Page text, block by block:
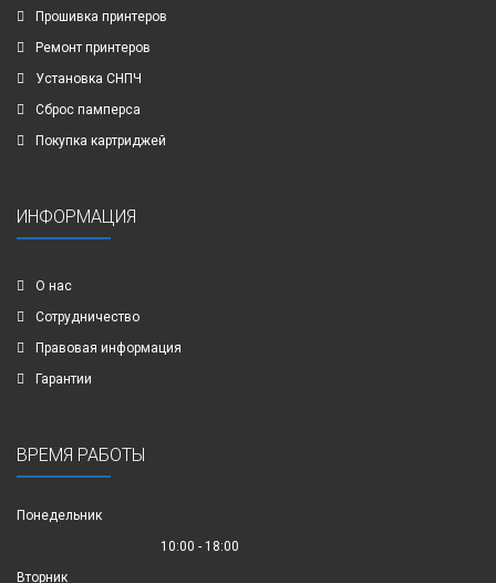
Прошивка принтеров
Ремонт принтеров
Установка СНПЧ
Сброс памперса
Покупка картриджей
ИНФОРМАЦИЯ
О нас
Сотрудничество
Правовая информация
Гарантии
ВРЕМЯ РАБОТЫ
Понедельник
10:00 - 18:00
Вторник